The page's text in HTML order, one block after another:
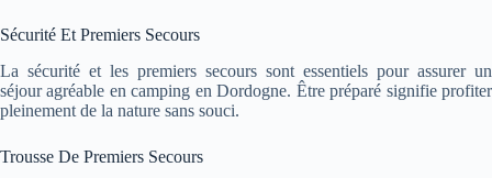
Sécurité Et Premiers Secours
La sécurité et les premiers secours sont essentiels pour assurer un
séjour agréable en camping en Dordogne. Être préparé signifie profiter
pleinement de la nature sans souci.
Trousse De Premiers Secours